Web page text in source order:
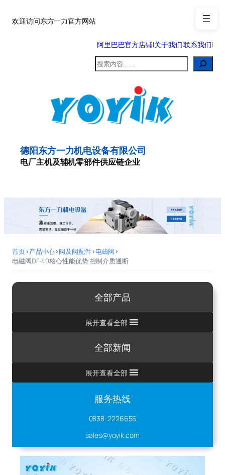
至欢迎访问东方一力官方网站
阿里巴巴官方店铺|关于我们|联系我们|
搜
索
德阳东方一力机电设备有限公司
电厂主机及辅机零部件供应链企业
首页>产品中心>阀及阀配件>电磁阀>
电磁阀DF-40核心性能优势 控制介质通断
全部产品
展开查看全部
全部新闻
展开查看全部
服务热线
0838-2226655
sales@yoyik.com